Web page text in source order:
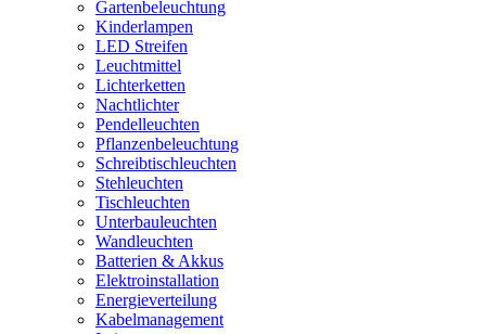
Gartenbeleuchtung
Kinderlampen
LED Streifen
Leuchtmittel
Lichterketten
Nachtlichter
Pendelleuchten
Pflanzenbeleuchtung
Schreibtischleuchten
Stehleuchten
Tischleuchten
Unterbauleuchten
Wandleuchten
Batterien & Akkus
Elektroinstallation
Energieverteilung
Kabelmanagement